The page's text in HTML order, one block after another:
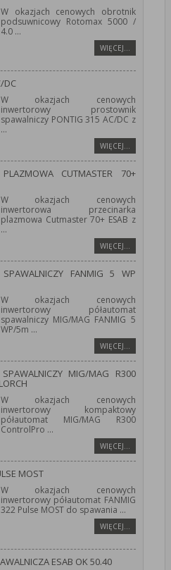
W okazjach cenowych obrotnik
podsuwnicowy Rotomax 5000 /
4.0 ...
WIĘCEJ…
DC
W okazjach cenowych
inwertorowy prostownik
spawalniczy PONTIG 315 AC/DC z
...
WIĘCEJ…
PLAZMOWA CUTMASTER 70+
W okazjach cenowych
inwertorowa przecinarka
plazmowa Cutmaster 70+ ESAB z
...
WIĘCEJ…
SPAWALNICZY FANMIG 5 WP
W okazjach cenowych
inwertorowy półautomat
spawalniczy MIG/MAG FANMIG 5
WP/5m ...
WIĘCEJ…
MIG/MAG R300
W okazjach cenowych
inwertorowy kompaktowy
półautomat MIG/MAG R300
ControlPro ...
WIĘCEJ…
MOST
W okazjach cenowych
inwertorowy półautomat FANMIG
322 Pulse MOST do spawania ...
WIĘCEJ…
ESAB OK 50.40